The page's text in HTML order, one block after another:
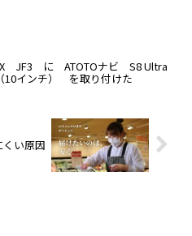
JF3 に ATOTOナビ S8 Ultra
10インチ） を取り付けた
い原因